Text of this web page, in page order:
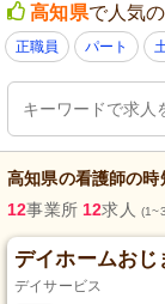
高知県で人気
正職員 パート
高知県の看護師の時
12事業所 12求人
デイホームおじ
デイサービス